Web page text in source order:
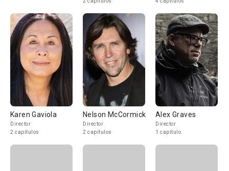
Karen Gaviola
Director
2 capítulos
Nelson McCormick
Director
2 capítulos
Alex Graves
Director
1 capítulo